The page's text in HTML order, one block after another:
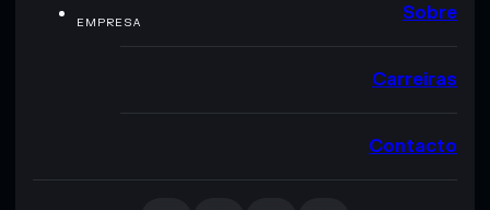
EMPRESA Sobre
Carreiras
Contacto